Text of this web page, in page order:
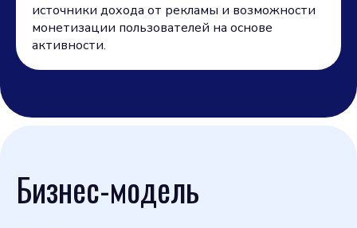
источники дохода от рекламы и возможности
монетизации пользователей на основе
активности.
Бизнес-модель